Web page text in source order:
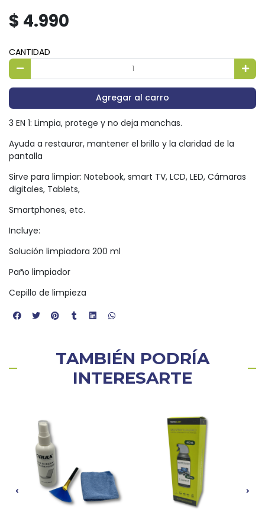
$ 4.990
CANTIDAD
Agregar al carro
3 EN 1: Limpia, protege y no deja manchas.
Ayuda a restaurar, mantener el brillo y la claridad de la
pantalla
Sirve para limpiar: Notebook, smart TV, LCD, LED, Cámaras
digitales, Tablets,
Smartphones, etc.
Incluye:
Solución limpiadora 200 ml
Paño limpiador
Cepillo de limpieza
TAMBIÉN PODRÍA
INTERESARTE